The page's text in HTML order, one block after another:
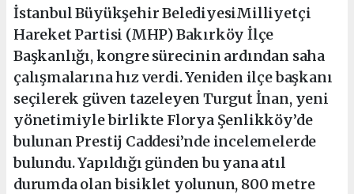
İstanbul Büyükşehir BelediyesiMilliyetçi
Hareket Partisi (MHP) Bakırköy İlçe
Başkanlığı, kongre sürecinin ardından saha
çalışmalarına hız verdi. Yeniden ilçe başkanı
seçilerek güven tazeleyen Turgut İnan, yeni
yönetimiyle birlikte Florya Şenlikköy’de
bulunan Prestij Caddesi’nde incelemelerde
bulundu. Yapıldığı günden bu yana atıl
durumda olan bisiklet yolunun, 800 metre